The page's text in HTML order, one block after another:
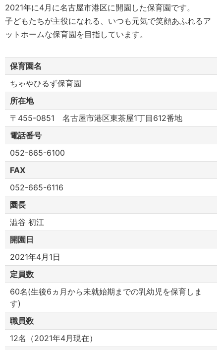
2021年に4月に名古屋市港区に開園した保育園です。
子どもたちが主役になれる、いつも元気で笑顔あふれるア
ットホームな保育園を目指しています。
保育園名
ちゃやひるず保育園
所在地
〒455-0851 名古屋市港区東茶屋1丁目612番地
電話番号
052-665-6100
FAX
052-665-6116
園長
澁谷 初江
開園日
2021年4月1日
定員数
60名(生後6ヵ月から未就始期までの乳幼児を保育しま
す)
職員数
12名（2021年4月現在）